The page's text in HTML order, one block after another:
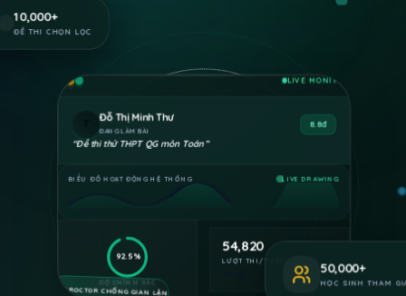
10,000+
ĐỀ THI CHỌN LỌC
50,000+
HỌC SINH THAM
VỪA HOÀN THÀNH
9.2đ
Đề khảo sát chất lượng Anh 11
92.5%
ĐỘ CHÍNH XÁC
54,820
LƯỢT THI/TUẦN
+18.4%
AI-PROCTOR CHỐNG GIAN LẬN